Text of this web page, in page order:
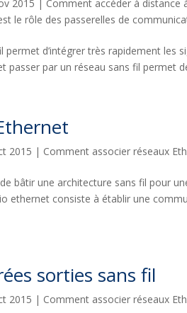
2015 | Comment accéder à distance
le rôle des passerelles de
d’intégrer très rapidement les
passer par un réseau sans fil permet
2015 | Comment associer réseaux
bâtir une architecture sans fil pour
ethernet consiste à établir une
sorties sans fil
2015 | Comment associer réseaux